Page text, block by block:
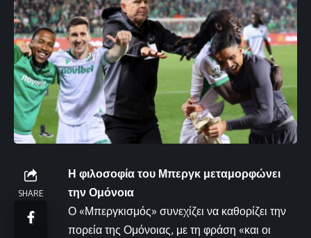
SHARE
Η φιλοσοφία του Μπεργκ μεταμορφώνει
την Ομόνοια
Ο «Μπεργκισμός» συνεχίζει να καθορίζει την
πορεία της Ομόνοιας, με τη φράση «και οι